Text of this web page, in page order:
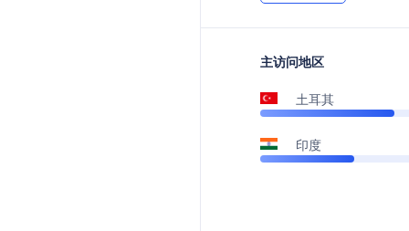
主访问地区
土耳其
印度